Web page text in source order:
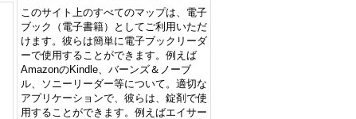
このサイト上のすべてのマップは、電子
ブック（電子書籍）としてご利用いただ
けます。彼らは簡単に電子ブックリーダ
ーで使用することができます。例えば
AmazonのKindle、バーンズ＆ノーブ
ル、ソニーリーダー等について。適切な
アプリケーションで、彼らは、錠剤で使
用することができます。例えばエイサー